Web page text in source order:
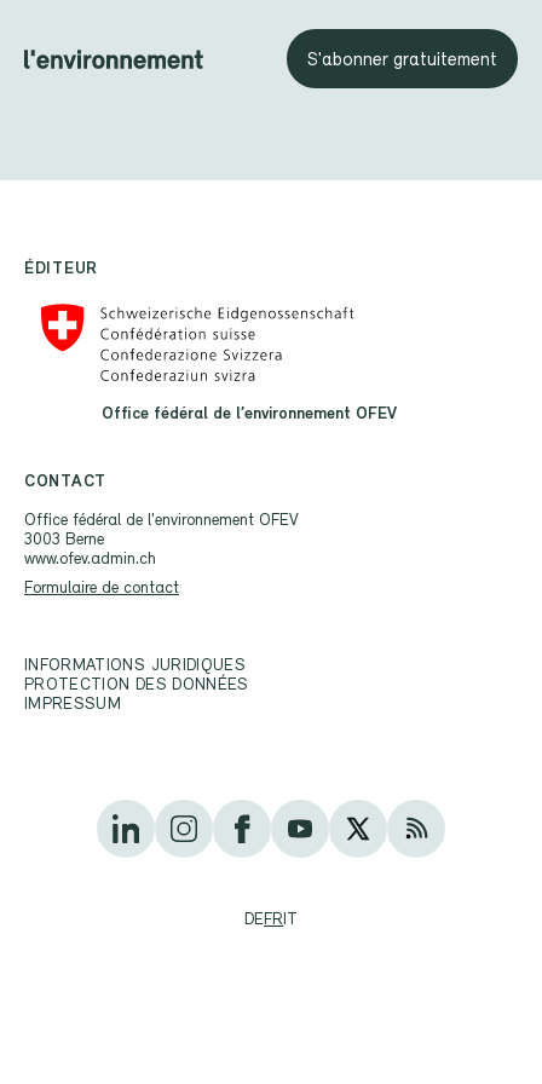
S'abonner gratuitement
ÉDITEUR
Office fédéral de l’environnement OFEV
CONTACT
Office fédéral de l'environnement OFEV
3003 Berne
www.ofev.admin.ch
Formulaire de contact
INFORMATIONS JURIDIQUES
PROTECTION DES DONNÉES
IMPRESSUM
DEFRIT